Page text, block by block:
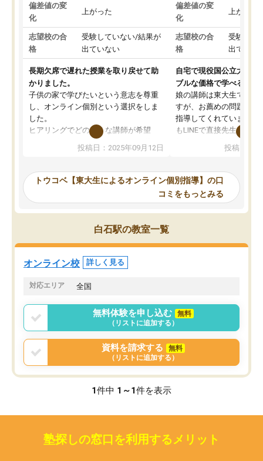
偏差値の変
化
上がった
志望校の合
格
受験していない/結果が
出ていない
長期欠席で遅れた授業を取り戻せて助
かりました。
子供の家で学びたいという意志を尊重
し、オンライン個別という選択をしま
した。
ヒアリングでどのような講師が希望
か、オプションは付帯するかなど選ぶ
事が出来ました。
ーティングを行い、その講師で良いか
見てから講師を決定する事ができま
す。
うちの子は、初回面談の講師の方で決
オンラインツールを使用した単語帳の
共有があり宿題もそちらで出される形
でした。
言う事で講師変更の申し出があり、あ
まりに短期での変更だった為、塾に通
う事にして退会しました。遅れも取り
戻せ、授業内容や講師の方は良かった
と思います。
投稿日：2025年09月12日
偏差値の変
化
上がった
志望校の合
格
受験して
出ていな
自宅で現役国公立大学生
ブルな価格で学べる
娘の講師は東大生では無
すが、お薦めの問題集や
指導してくれています。
もLINEで直接先生に質問
めれるので、個人に合
いなのがあり(有料)、受
ことをどんなスケジュー
くか相談したのですが、
ち期待したものではなく
くなってきたようなので
投稿日：
トウコベ【東大生によるオンライン個別指導】の口
コミをもっとみる
白石駅の教室一覧
オンライン校 詳しく見る
対応エリア 全国
無料体験を申し込む
無料
（リストに追加する）
資料を請求する
無料
（リストに追加する）
1件中 1～1件を表示
塾探しの窓口を利用するメリット